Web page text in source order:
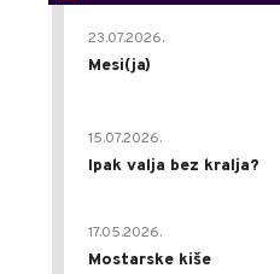
23.07.2026.
Mesi(ja)
15.07.2026.
Ipak valja bez kralja?
17.05.2026.
Mostarske kiše